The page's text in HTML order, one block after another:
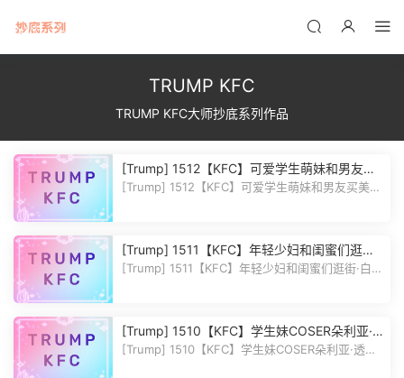
TRUMP KFC
TRUMP KFC大师抄底系列作品
[Trump] 1512【KFC】可爱学生萌妹和男友买
美妆·长裙肉色丝袜白内前后CD
[Trump] 1512【KFC】可爱学生萌妹和男友买美妆
[Trump] 1511【KFC】年轻少妇和闺蜜们逛街·
白色微透Sao内前后CD·御姐风
[Trump] 1511【KFC】年轻少妇和闺蜜们逛街·白色
[Trump] 1510【KFC】学生妹COSER朵利亚·
透明鞋透明丝袜黑内翘PiGu
[Trump] 1510【KFC】学生妹COSER朵利亚·透明